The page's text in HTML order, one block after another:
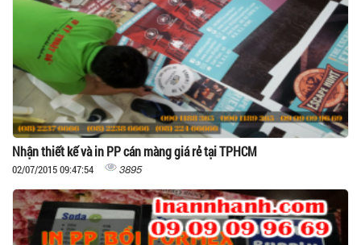
Nhận thiết kế và in PP cán màng giá rẻ tại TPHCM
02/07/2015 09:47:54 3895